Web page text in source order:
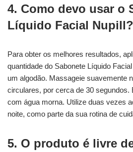
4. Como devo usar o
Líquido Facial Nupill?
Para obter os melhores resultados,
quantidade do Sabonete Líquido
um algodão. Massageie suavemente
circulares, por cerca de 30 segundos.
com água morna. Utilize duas vezes
noite, como parte da sua rotina de
5. O produto é livre